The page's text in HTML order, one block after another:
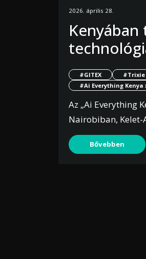
2026. április 28.
#GITEX
#Ai Everything Kenya
Az „Ai Everything
Nairobiban, Kelet-
Bővebben